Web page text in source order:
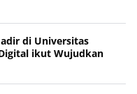
di Universitas
ikut Wujudkan